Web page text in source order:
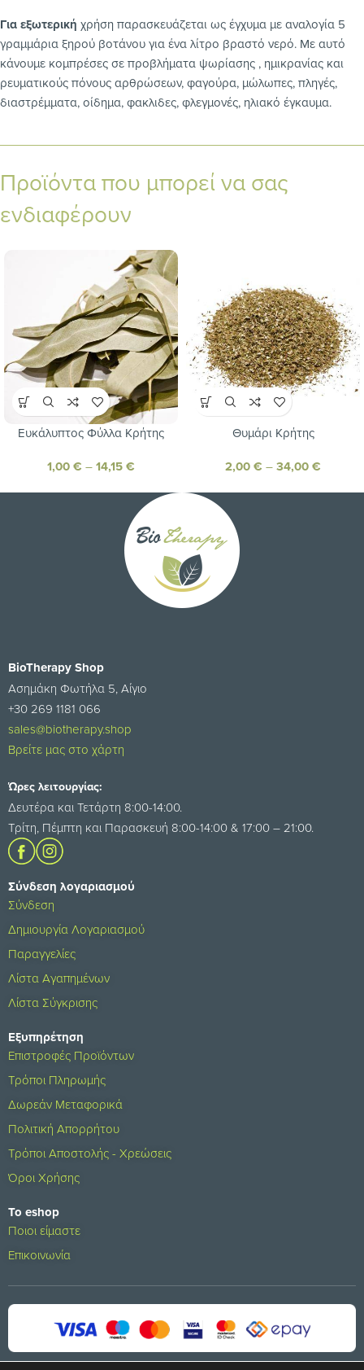
Για εξωτερική χρήση παρασκευάζεται ως έγχυμα με αναλογία 5
γραμμάρια ξηρού βοτάνου για ένα λίτρο βραστό νερό. Με αυτό
κάνουμε κομπρέσες σε προβλήματα ψωρίασης , ημικρανίας και
ρευματικούς πόνους αρθρώσεων, φαγούρα, μώλωπες, πληγές,
διαστρέμματα, οίδημα, φακλιδες, φλεγμονές, ηλιακό έγκαυμα.
Προϊόντα που μπορεί να σας
ενδιαφέρουν
Ευκάλυπτος Φύλλα Κρήτης
1,00€ –14,15€
Θυμάρι Κρήτης
2,00€ –34,00€
BioTherapy Shop
Ασημάκη Φωτήλα 5, Αίγιο
+30 269 1181 066
sales@biotherapy.shop
Βρείτε μας στο χάρτη
Ώρες λειτουργίας:
Δευτέρα και Τετάρτη 8:00-14:00.
Τρίτη, Πέμπτη και Παρασκευή 8:00-14:00 & 17:00 – 21:00.
Σύνδεση λογαριασμού
Σύνδεση
Δημιουργία Λογαριασμού
Παραγγελίες
Λίστα Αγαπημένων
Λίστα Σύγκρισης
Εξυπηρέτηση
Επιστροφές Προϊόντων
Τρόποι Πληρωμής
Δωρεάν Μεταφορικά
Πολιτική Απορρήτου
Τρόποι Αποστολής - Χρεώσεις
Όροι Χρήσης
Το eshop
Ποιοι είμαστε
Επικοινωνία